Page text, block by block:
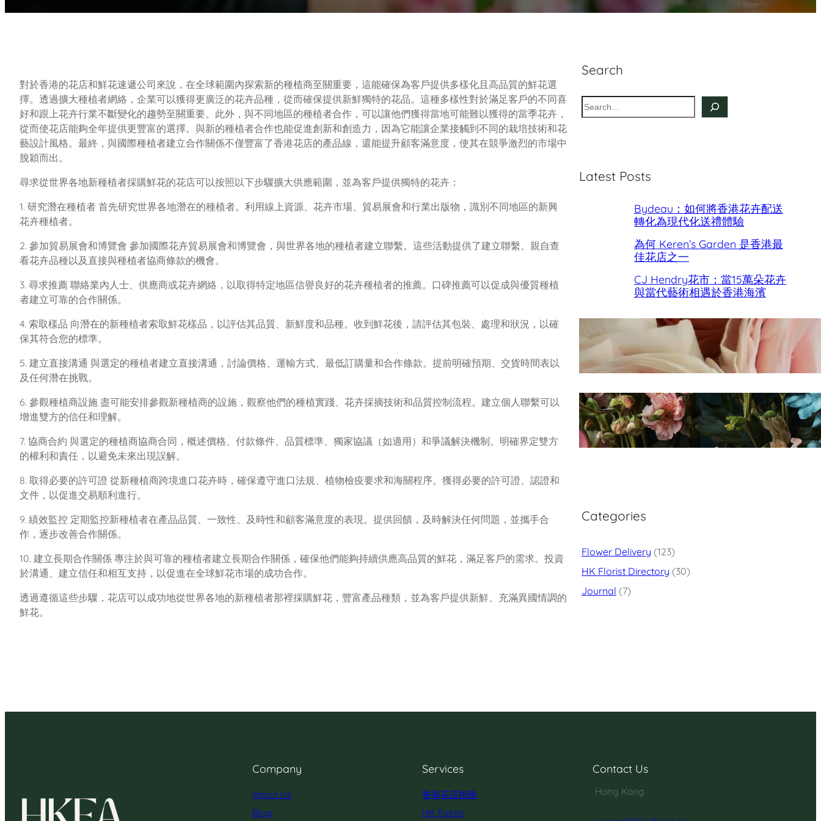
對於香港的花店和鮮花速遞公司來說，在全球範圍內探索新的種植商至關重要，這能確保為客戶提供多樣化且高品質的鮮花選
擇。透過擴大種植者網絡，企業可以獲得更廣泛的花卉品種，從而確保提供新鮮獨特的花品。這種多樣性對於滿足客戶的不同喜
好和跟上花卉行業不斷變化的趨勢至關重要。此外，與不同地區的種植者合作，可以讓他們獲得當地可能難以獲得的當季花卉，
從而使花店能夠全年提供更豐富的選擇。與新的種植者合作也能促進創新和創造力，因為它能讓企業接觸到不同的栽培技術和花
藝設計風格。最終，與國際種植者建立合作關係不僅豐富了香港花店的產品線，還能提升顧客滿意度，使其在競爭激烈的市場中
脫穎而出。
尋求從世界各地新種植者採購鮮花的花店可以按照以下步驟擴大供應範圍，並為客戶提供獨特的花卉：
1. 研究潛在種植者 首先研究世界各地潛在的種植者。利用線上資源、花卉市場、貿易展會和行業出版物，識別不同地區的新興
花卉種植者。
2. 參加貿易展會和博覽會 參加國際花卉貿易展會和博覽會，與世界各地的種植者建立聯繫。這些活動提供了建立聯繫、親自查
看花卉品種以及直接與種植者協商條款的機會。
3. 尋求推薦 聯絡業內人士、供應商或花卉網絡，以取得特定地區信譽良好的花卉種植者的推薦。口碑推薦可以促成與優質種植
者建立可靠的合作關係。
4. 索取樣品 向潛在的新種植者索取鮮花樣品，以評估其品質、新鮮度和品種。收到鮮花後，請評估其包裝、處理和狀況，以確
保其符合您的標準。
5. 建立直接溝通 與選定的種植者建立直接溝通，討論價格、運輸方式、最低訂購量和合作條款。提前明確預期、交貨時間表以
及任何潛在挑戰。
6. 參觀種植商設施 盡可能安排參觀新種植商的設施，觀察他們的種植實踐、花卉採摘技術和品質控制流程。建立個人聯繫可以
增進雙方的信任和理解。
7. 協商合約 與選定的種植商協商合同，概述價格、付款條件、品質標準、獨家協議（如適用）和爭議解決機制。明確界定雙方
的權利和責任，以避免未來出現誤解。
8. 取得必要的許可證 從新種植商跨境進口花卉時，確保遵守進口法規、植物檢疫要求和海關程序。獲得必要的許可證、認證和
文件，以促進交易順利進行。
9. 績效監控 定期監控新種植者在產品品質、一致性、及時性和顧客滿意度的表現。提供回饋，及時解決任何問題，並攜手合
作，逐步改善合作關係。
10. 建立長期合作關係 專注於與可靠的種植者建立長期合作關係，確保他們能夠持續供應高品質的鮮花，滿足客戶的需求。投資
於溝通、建立信任和相互支持，以促進在全球鮮花市場的成功合作。
透過遵循這些步驟，花店可以成功地從世界各地的新種植者那裡採購鮮花，豐富產品種類，並為客戶提供新鮮、充滿異國情調的
鮮花。
Search
S
e
hLatest Posts
Bydeau：如何將香港花卉配送
轉化為現代化送禮體驗
為何 Keren’s Garden 是香港最
佳花店之一
CJ Hendry花市：當15萬朵花卉
與當代藝術相遇於香港海濱
香港母親節最佳花店
Fleurology by H.：奢華花藝工
作室
Categories
Flower Delivery (123)
HK Florist Directory (30)
Journal (7)
Company
About Us
Blog
Services
香港花店指南
HK Florist
Contact Us
Hong Kong